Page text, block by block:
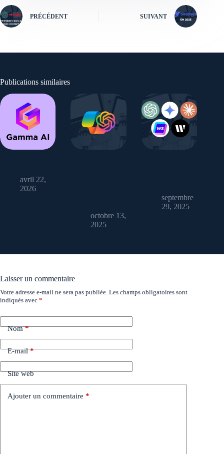
PRÉCÉDENT SUIVANT
Publications similaires
avril 22,
2026
octobre 13,
2025
septembre
29, 2025
Laisser un commentaire
Votre adresse e-mail ne sera pas publiée. Les champs obligatoires sont
indiqués avec *
Nom*
E-mail*
Site web
Ajouter un commentaire *